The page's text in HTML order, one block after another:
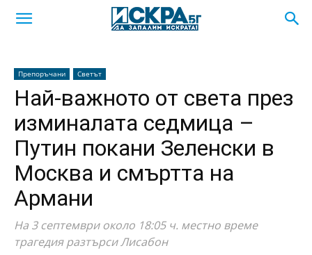
Препоръчани Светът
Най-важното от света през
изминалата седмица –
Путин покани Зеленски в
Москва и смъртта на
Армани
На 3 септември около 18:05 ч. местно време
трагедия разтърси Лисабон